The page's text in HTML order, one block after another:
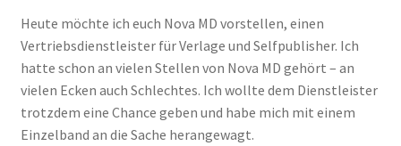
Heute möchte ich euch Nova MD vorstellen, einen
Vertriebsdienstleister für Verlage und Selfpublisher. Ich
hatte schon an vielen Stellen von Nova MD gehört – an
vielen Ecken auch Schlechtes. Ich wollte dem Dienstleister
trotzdem eine Chance geben und habe mich mit einem
Einzelband an die Sache herangewagt.